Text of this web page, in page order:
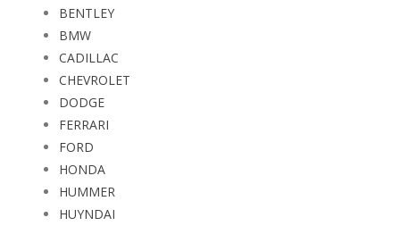
BENTLEY
BMW
CADILLAC
CHEVROLET
DODGE
FERRARI
FORD
HONDA
HUMMER
HUYNDAI